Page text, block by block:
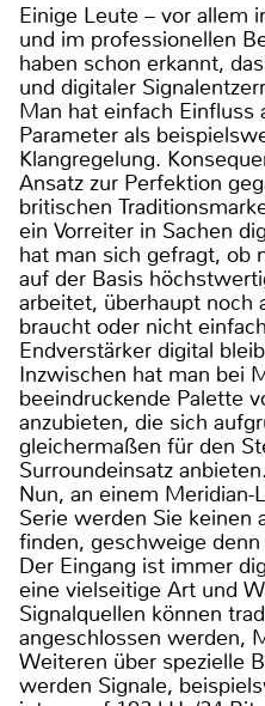
Einige Leute – vor allem
und im professionellen
haben schon erkannt,
und digitaler
Man hat einfach Einfluss
Parameter als
Klangregelung.
Ansatz zur Perfektion
britischen
ein Vorreiter in Sachen
hat man sich gefragt, ob
auf der Basis
arbeitet, überhaupt noch
braucht oder nicht
Endverstärker digital
Inzwischen hat man bei
beeindruckende Palette
anzubieten, die sich
gleichermaßen für den
Surroundeinsatz
Nun, an einem Meridian-
Serie werden Sie keinen
finden, geschweige
Der Eingang ist immer
eine vielseitige Art und
Signalquellen können
angeschlossen werden,
Weiteren über spezielle
werden Signale,